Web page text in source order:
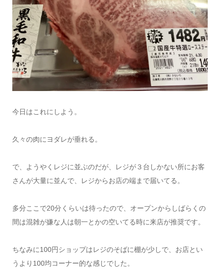
今日はこれにしよう。
久々の肉にヨダレが垂れる。
で、ようやくレジに並ぶのだが、レジが３台しかない所にお客
さんが大量に並んで、レジからお店の端まで届いてる。
多分ここで20分くらいは待ったので、オープンからしばらくの
間は混雑が嫌な人は朝一とかの空いてる時に来店が推奨です。
ちなみに100円ショップはレジのそばに棚が少しで、お店とい
うより100均コーナー的な感じでした。